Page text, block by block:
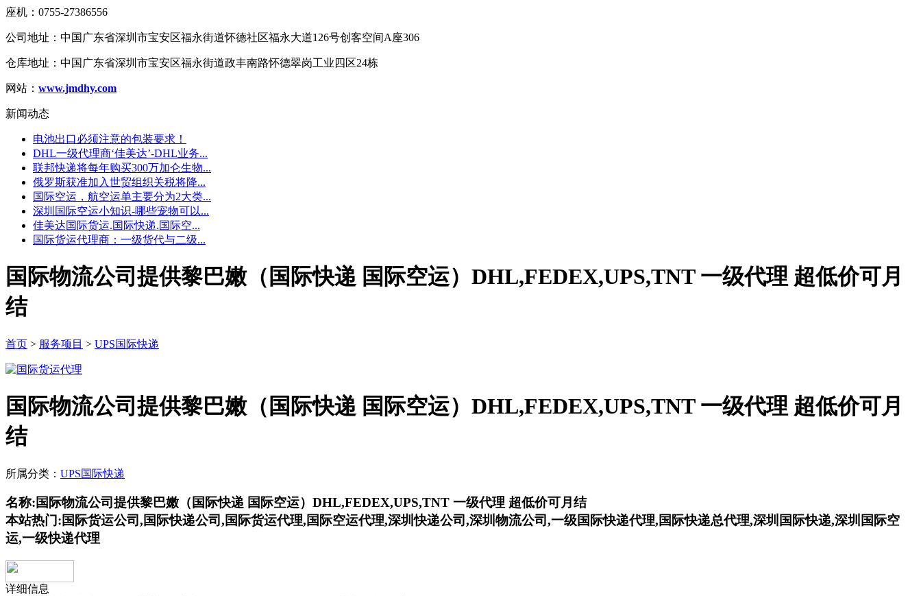
座机：0755-27386556
公司地址：中国广东省深圳市宝安区福永街道怀德社区福永大道126号创客空间A座306
仓库地址：中国广东省深圳市宝安区福永街道政丰南路怀德翠岗工业四区24栋
网站： www.jmdhy.com
新闻动态
电池出口必须注意的包装要求！
DHL一级代理商‘佳美达’-DHL业务...
联邦快递将每年购买300万加仑生物...
俄罗斯获准加入世贸组织关税将降...
国际空运，航空运单主要分为2大类...
深圳国际空运小知识-哪些宠物可以...
佳美达国际货运.国际快递.国际空...
国际货运代理商：一级货代与二级...
国际物流公司提供黎巴嫩（国际快递 国际空运）DHL,FEDEX,UPS,TNT 一级代理 超低价可月
结
首页 > 服务项目 > UPS国际快递
国际物流公司提供黎巴嫩（国际快递 国际空运）DHL,FEDEX,UPS,TNT 一级代理 超低价可月
结
所属分类： UPS国际快递
名称:国际物流公司提供黎巴嫩（国际快递 国际空运）DHL,FEDEX,UPS,TNT 一级代理 超低价可月结
本站热门:国际货运公司,国际快递公司,国际货运代理,国际空运代理,深圳快递公司,深圳物流公司,一级国际快递代理,国际快递总代理,深圳国际快递,深圳国际空
运,一级快递代理
详细信息